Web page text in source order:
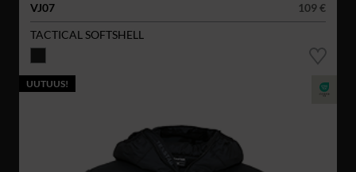
VJ07
109 €
TACTICAL SOFTSHELL
UUTUUS!